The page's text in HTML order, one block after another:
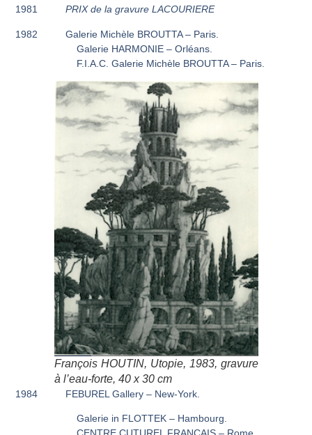
1981PRIX de la gravure LACOURIERE
1982 Galerie Michèle BROUTTA – Paris.
Galerie HARMONIE – Orléans.
F.I.A.C. Galerie Michèle BROUTTA – Paris.
François HOUTIN, Utopie, 1983, gravure
à l’eau-forte, 40 x 30 cm
1984 FEBUREL Gallery – New-York.
Galerie in FLOTTEK – Hambourg.